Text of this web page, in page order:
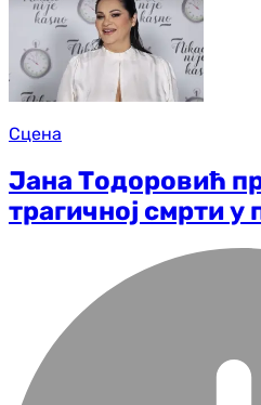
Сцена
Јана Тодоровић
трагичној смрти у